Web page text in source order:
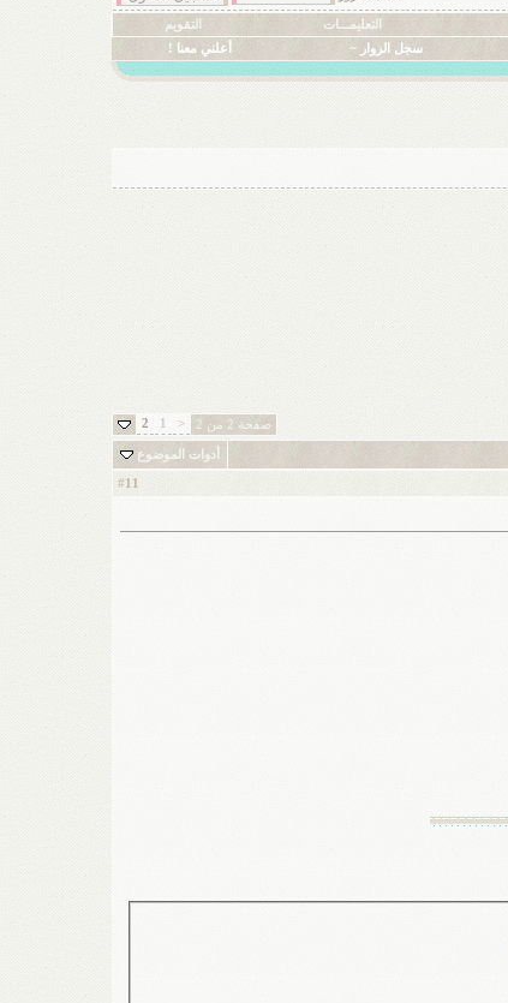
التعليمـــات
التقويم
سجل الزوار ~ أعلني معنا !
صفحة 2 من 2 <
1
2
أدوات الموضوع
11